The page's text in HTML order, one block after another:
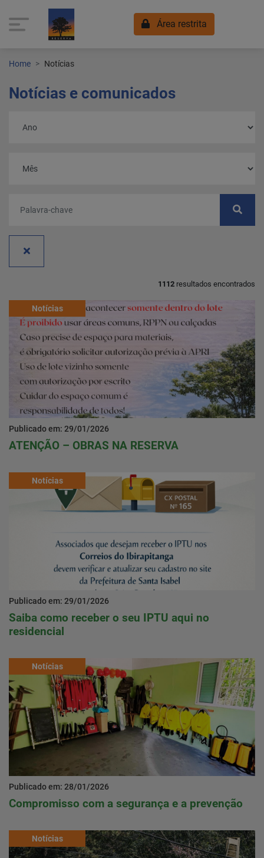
Área restrita
Home
Notícias
Localização
Contato
Baixe o App
Área restrita
Home Notícias
Notícias e comunicados
1112 resultados encontrados
Notícias
Publicado em: 29/01/2026
ATENÇÃO – OBRAS NA RESERVA
Notícias
Publicado em: 29/01/2026
Saiba como receber o seu IPTU aqui no
residencial
Notícias
Publicado em: 28/01/2026
Compromisso com a segurança e a prevenção
Notícias